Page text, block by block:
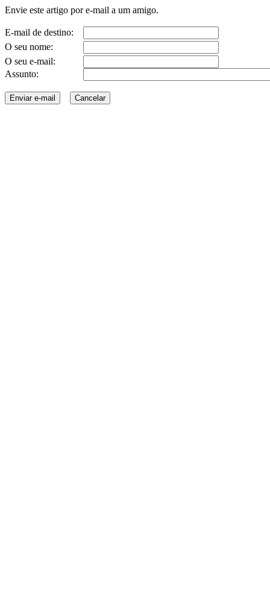
Envie este artigo por e-mail a um amigo.
E-mail de destino:
O seu nome:
O seu e-mail:
Assunto: